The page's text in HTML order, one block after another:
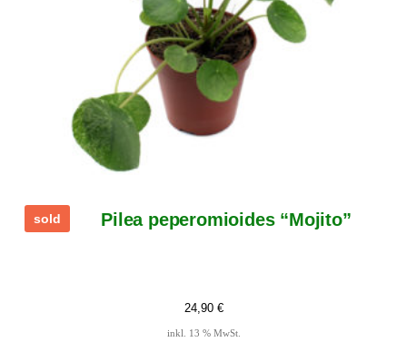
sold Pilea peperomioides “Mojito”
24,90 €
inkl. 13 % MwSt.